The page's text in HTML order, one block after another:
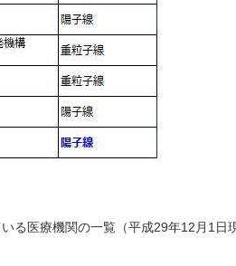
る医療機関の一覧（平成29年12月1日